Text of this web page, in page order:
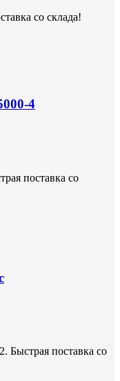
со склада!
4
поставка со
Быстрая поставка со